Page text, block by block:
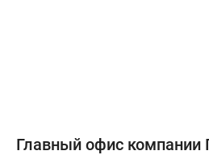
Главный офис компании